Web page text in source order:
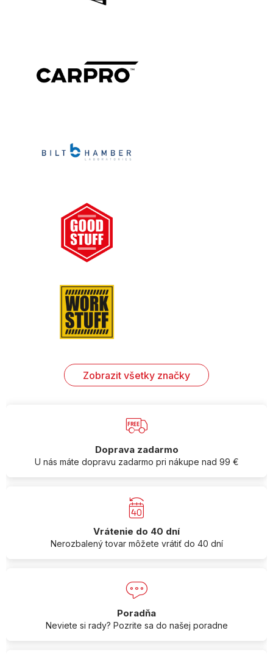
Zobrazit všetky značky
Doprava zadarmo
U nás máte dopravu zadarmo pri nákupe nad 99 €
Vrátenie do 40 dní
Nerozbalený tovar môžete vrátiť do 40 dní
Poradňa
Neviete si rady? Pozrite sa do našej poradne